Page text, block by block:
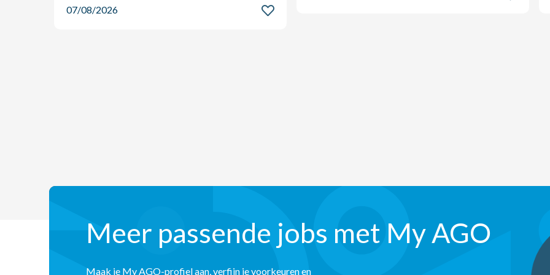
07/08/2026
Meer passende jobs met My AGO
Maak je My AGO-profiel aan, verfijn je voorkeuren en